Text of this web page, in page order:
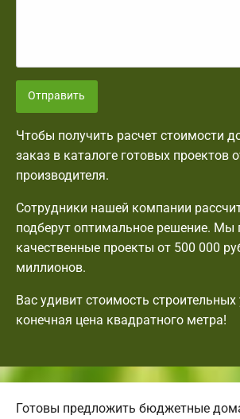
Отправить
Чтобы получить расчет стоимости
заказ в каталоге готовых проектов
производителя.
Сотрудники нашей компании
подберут оптимальное решение. Мы
качественные проекты от 500 000
миллионов.
Вас удивит стоимость строительных
конечная цена квадратного метра!
Готовы предложить бюджетные